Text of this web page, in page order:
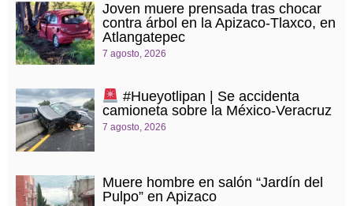
Joven muere prensada tras chocar
contra árbol en la Apizaco-Tlaxco, en
Atlangatepec
7 agosto, 2026
#Hueyotlipan | Se accidenta
camioneta sobre la México-Veracruz
7 agosto, 2026
Muere hombre en salón “Jardín del
Pulpo” en Apizaco